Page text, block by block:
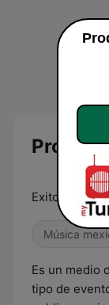
Exitos tras
Música
Es un medio
tipo de